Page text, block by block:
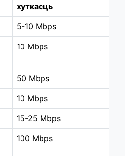
хуткасць
5-10 Mbps
10 Mbps
50 Mbps
10 Mbps
15-25 Mbps
100 Mbps